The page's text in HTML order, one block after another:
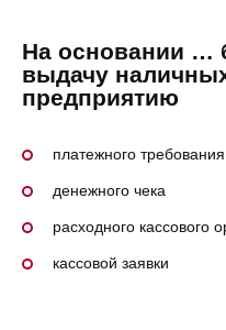
На основании …
выдачу
предприятию
платежного требования
денежного чека
расходного кассового
кассовой заявки